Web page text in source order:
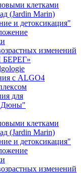
клетками
(Jardin Marin)
и детоксикация"
изменений
с ALGO4
для
"Дюны"
клетками
(Jardin Marin)
и детоксикация"
изменений